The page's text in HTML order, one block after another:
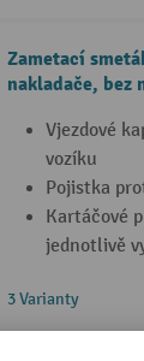
Zametací
nakladače, bez
Vjezdové
vozíku
Pojistka
Kartáčové
jednotlivě
3 Varianty